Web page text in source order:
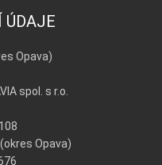
ÚDAJE
Opava)
spol. s r.o.
Opava)